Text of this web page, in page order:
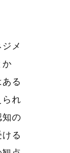
メ
か
る
れ
の
る